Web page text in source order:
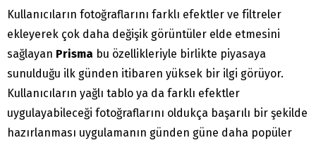
Kullanıcıların fotoğraflarını farklı efektler ve filtreler
ekleyerek çok daha değişik görüntüler elde etmesini
sağlayan Prisma bu özellikleriyle birlikte piyasaya
sunulduğu ilk günden itibaren yüksek bir ilgi görüyor.
Kullanıcıların yağlı tablo ya da farklı efektler
uygulayabileceği fotoğraflarını oldukça başarılı bir şekilde
hazırlanması uygulamanın günden güne daha popüler